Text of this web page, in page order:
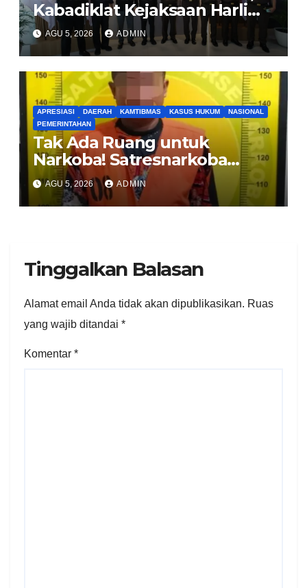
Kabadiklat Kejaksaan Harli
Siregar Jalin Sinergi dengan
LAN RI
AGU 5, 2026 ADMIN
APRESIASI DAERAH KAMTIBMAS KASUS HUKUM
NASIONAL
PEMERINTAHAN
Tak Ada Ruang untuk
Narkoba! Satresnarkoba
Polresta Deli Serdang
Tangkap Tersangka di
Batang Kuis
AGU 5, 2026 ADMIN
Tinggalkan Balasan
Alamat email Anda tidak akan dipublikasikan. Ruas
yang wajib ditandai *
Komentar *